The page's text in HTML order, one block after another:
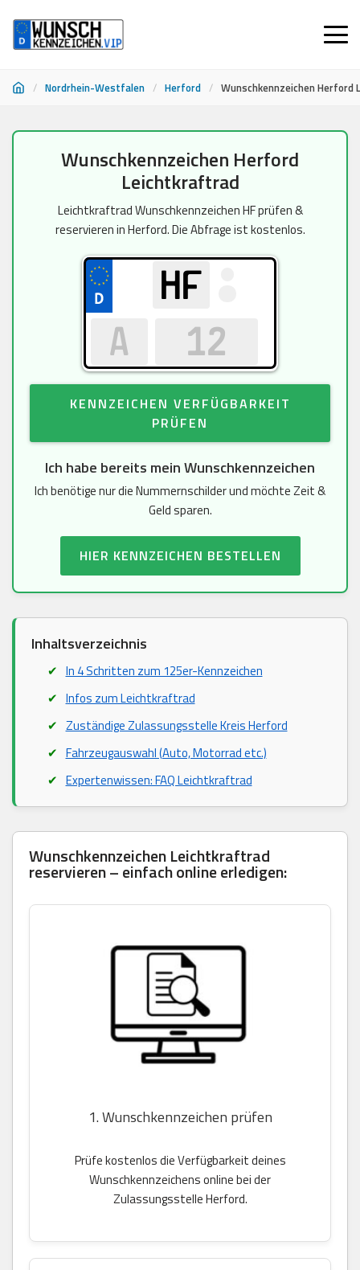
/ Nordrhein-Westfalen / Herford / Wunschkennzeichen
Wunschkennzeichen Herford
Leichtkraftrad
Leichtkraftrad Wunschkennzeichen HF prüfen &
reservieren in Herford. Die Abfrage ist kostenlos.
KENNZEICHEN VERFÜGBARKEIT
PRÜFEN
Ich habe bereits mein Wunschkennzeichen
Ich benötige nur die Nummernschilder und möchte Zeit &
Geld sparen.
HIER KENNZEICHEN BESTELLEN
Inhaltsverzeichnis
In 4 Schritten zum 125er-Kennzeichen
Infos zum Leichtkraftrad
Zuständige Zulassungsstelle Kreis Herford
Fahrzeugauswahl (Auto, Motorrad etc.)
Expertenwissen: FAQ Leichtkraftrad
Wunschkennzeichen Leichtkraftrad
reservieren – einfach online erledigen:
1. Wunschkennzeichen prüfen
Prüfe kostenlos die Verfügbarkeit deines
Wunschkennzeichens online bei der
Zulassungsstelle Herford.